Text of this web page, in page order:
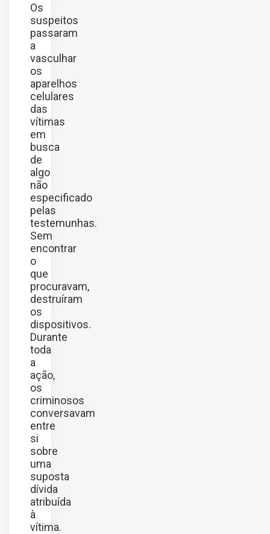
Os
suspeitos
passaram
a
vasculhar
os
aparelhos
celulares
das
vítimas
em
busca
de
algo
não
especificado
pelas
testemunhas.
Sem
encontrar
o
que
procuravam,
destruíram
os
dispositivos.
Durante
toda
a
ação,
os
criminosos
conversavam
entre
si
sobre
uma
suposta
dívida
atribuída
à
vítima.